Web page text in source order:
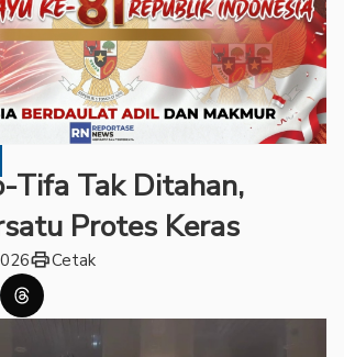
Tifa Tak Ditahan,
Protes Keras
printCetak